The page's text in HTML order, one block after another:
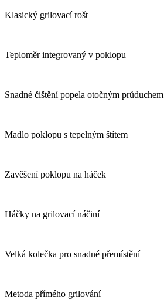
Klasický grilovací rošt
Teploměr integrovaný v poklopu
Snadné čištění popela otočným průduchem
Madlo poklopu s tepelným štítem
Zavěšení poklopu na háček
Háčky na grilovací náčiní
Velká kolečka pro snadné přemístění
Metoda přímého grilování